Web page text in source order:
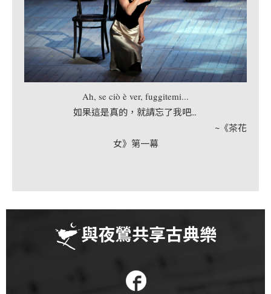
回
首
頁
Ah, se ciò è ver, fuggitemi...
如果這是真的，就請忘了我吧...
~《茶花
女》第一幕
與夜鶯共享古典樂